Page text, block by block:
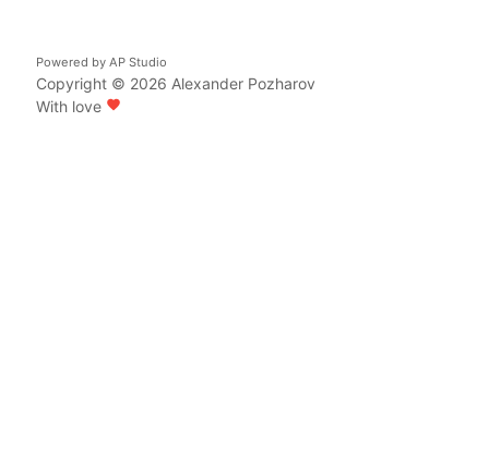
Powered by AP Studio
Copyright © 2026 Alexander Pozharov
With love favorite